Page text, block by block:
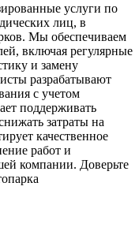
услуги по
лиц, в
Мы обеспечиваем
включая регулярные
и замену
разрабатывают
с учетом
поддерживать
затраты на
качественное
работ и
компании. Доверьте